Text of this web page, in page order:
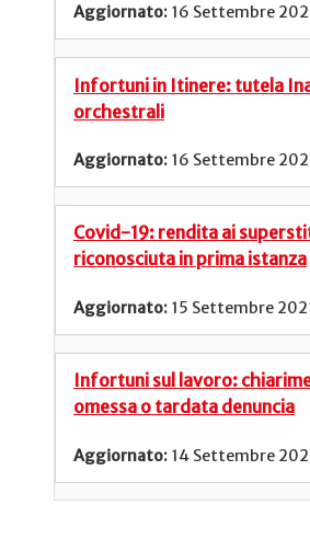
16 Settembre
Infortuni in Itinere: tutela
orchestrali
16 Settembre
Covid-19: rendita ai
riconosciuta in prima istanza
15 Settembre
Infortuni sul lavoro:
omessa o tardata denuncia
14 Settembre